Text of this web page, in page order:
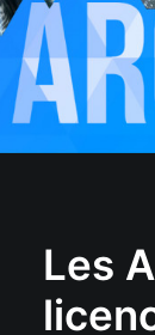
Les